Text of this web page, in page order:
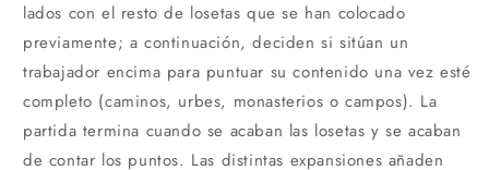
lados con el resto de losetas que se han colocado
previamente; a continuación, deciden si sitúan un
trabajador encima para puntuar su contenido una vez esté
completo (caminos, urbes, monasterios o campos). La
partida termina cuando se acaban las losetas y se acaban
de contar los puntos. Las distintas expansiones añaden